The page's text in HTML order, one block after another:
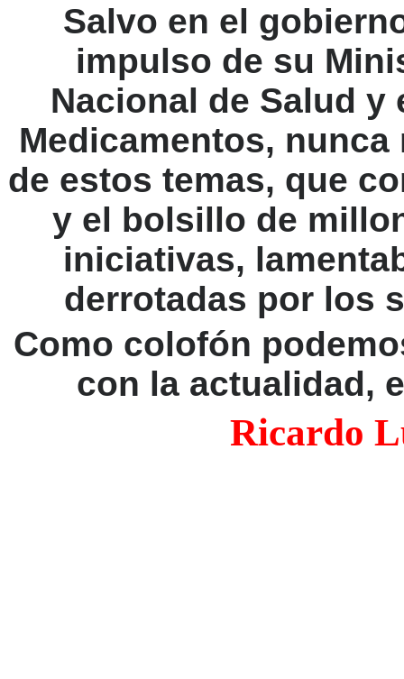
Salvo en el
impulso de su
Nacional de Salud y
Medicamentos, nunca
de estos temas, que
y el bolsillo de
iniciativas,
derrotadas por los
Como colofón
con la actualidad,
Ricardo